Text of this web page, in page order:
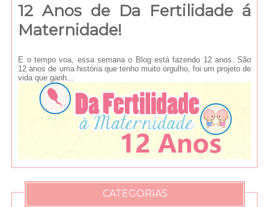
12 Anos de Da Fertilidade á
Maternidade!
E o tempo voa, essa semana o Blog está fazendo 12 anos. São
12 anos de uma história que tenho muito orgulho, foi um projeto de
vida que ganh...
CATEGORIAS